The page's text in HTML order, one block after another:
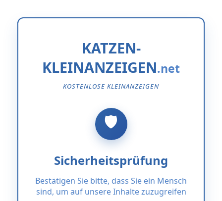
KATZEN-
KLEINANZEIGEN
KOSTENLOSE KLEINANZEIGEN
Sicherheitsprüfung
Bestätigen Sie bitte, dass Sie ein Mensch
sind, um auf unsere Inhalte zuzugreifen